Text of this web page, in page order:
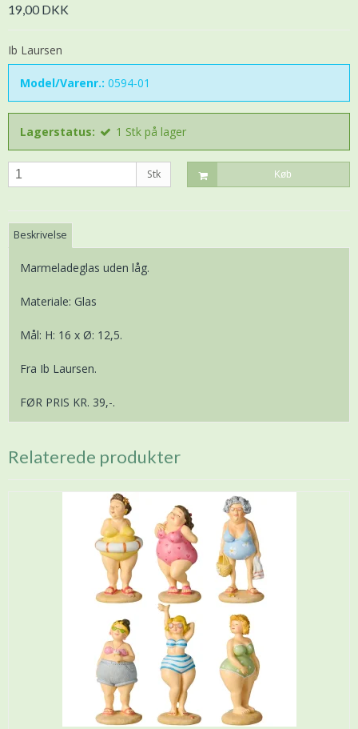
19,00 DKK
Ib Laursen
Model/Varenr.: 0594-01
Lagerstatus: 1 Stk på lager
Stk Køb
Beskrivelse
Marmeladeglas uden låg.
Materiale: Glas
Mål: H: 16 x Ø: 12,5.
Fra Ib Laursen.
FØR PRIS KR. 39,-.
Relaterede produkter